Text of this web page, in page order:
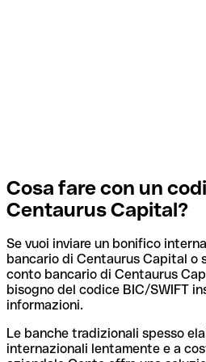
Cosa fare con un
Centaurus Capital?
Se vuoi inviare un bonifico
bancario di Centaurus Capital o
conto bancario di Centaurus
bisogno del codice BIC/SWIFT
informazioni.
Le banche tradizionali spesso
internazionali lentamente e a